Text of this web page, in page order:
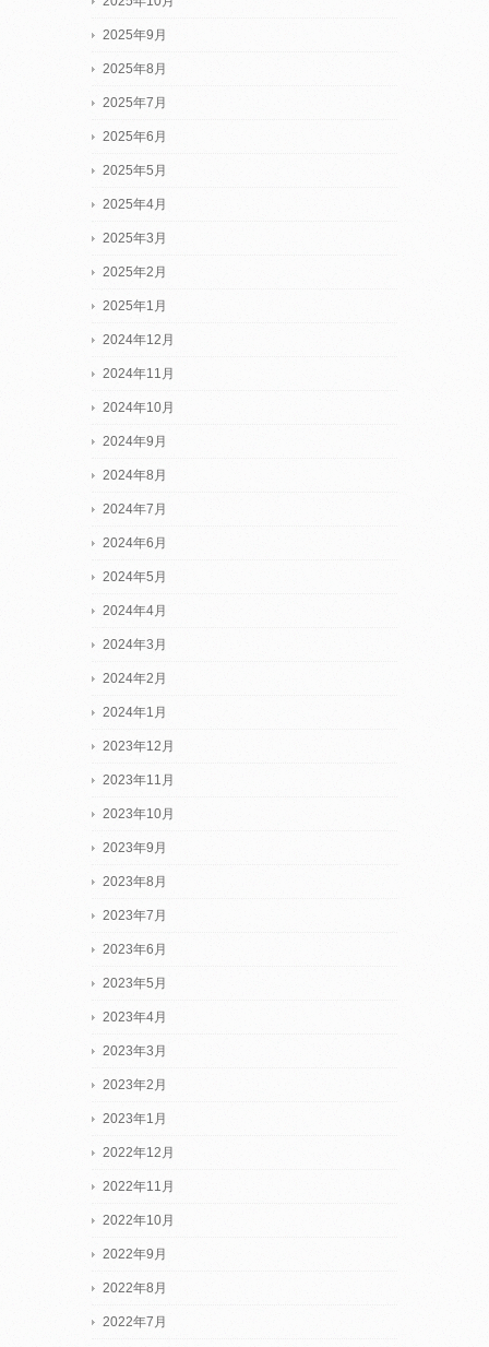
2025年9月
2025年8月
2025年7月
2025年6月
2025年5月
2025年4月
2025年3月
2025年2月
2025年1月
2024年12月
2024年11月
2024年10月
2024年9月
2024年8月
2024年7月
2024年6月
2024年5月
2024年4月
2024年3月
2024年2月
2024年1月
2023年12月
2023年11月
2023年10月
2023年9月
2023年8月
2023年7月
2023年6月
2023年5月
2023年4月
2023年3月
2023年2月
2023年1月
2022年12月
2022年11月
2022年10月
2022年9月
2022年8月
2022年7月